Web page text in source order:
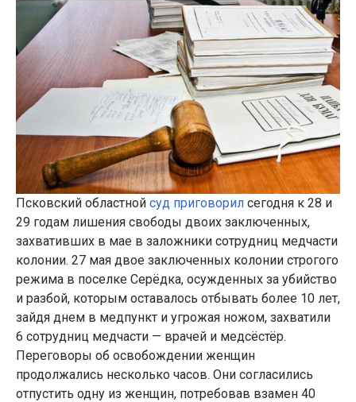
Псковский областной суд приговорил сегодня к 28 и
29 годам лишения свободы двоих заключенных,
захвативших в мае в заложники сотрудниц медчасти
колонии. 27 мая двое заключенных колонии строгого
режима в поселке Серёдка, осужденных за убийство
и разбой, которым оставалось отбывать более 10 лет,
зайдя днем в медпункт и угрожая ножом, захватили
6 сотрудниц медчасти — врачей и медсёстёр.
Переговоры об освобождении женщин
продолжались несколько часов. Они согласились
отпустить одну из женщин, потребовав взамен 40